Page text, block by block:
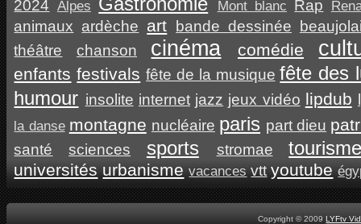
2024 Alpes Mont blanc Rap
animaux ardèche art bande dessinée
théâtre
chanson cinéma comédie
enfants festivals fête de la musique fête des
humour insolite internet jazz jeux vidéo lipdub
la danse montagne nucléaire paris part dieu
santé sciences sports stromae
universités urbanisme vacances vtt youtube
Copyright © 2009LYFtv